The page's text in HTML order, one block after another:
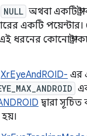
NULL অথবা একটি
একটি
ধরনের কোনো
XrEyeAndROID- এর
দ্বারা